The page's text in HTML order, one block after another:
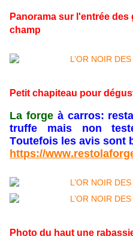
Panorama sur l'entrée
champ
Petit chapiteau pour
La forgeà carros:
truffe mais non
Toutefois les avis sont
https://
Photo du haut une